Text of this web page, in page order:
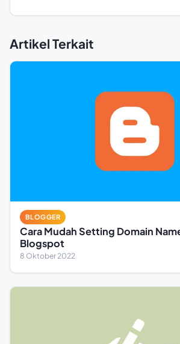
Artikel Terkait
BLOGGER
Cara Mudah Setting Domain
Blogspot
8 Oktober 2022